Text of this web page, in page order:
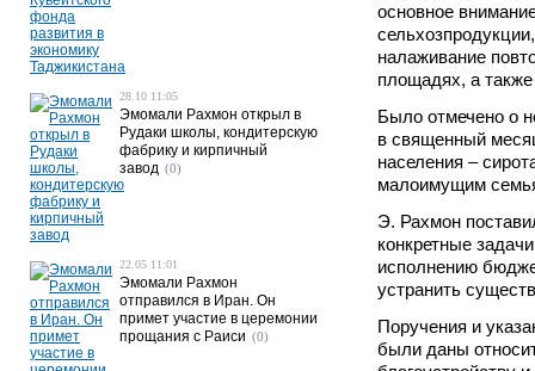
основное
налаживание
площадях, а также
Было отмечено о
в священный
населения –
малоимущим
Э. Рахмон
конкретные
исполнению
устранить
Поручения и
были даны
28.10 11:05
Эмомали Рахмон открыл в
Рудаки школы, кондитерскую
фабрику и кирпичный
завод (0)
22.05 11:01
Эмомали Рахмон
отправился в Иран. Он
примет участие в церемонии
прощания с Раиси (0)